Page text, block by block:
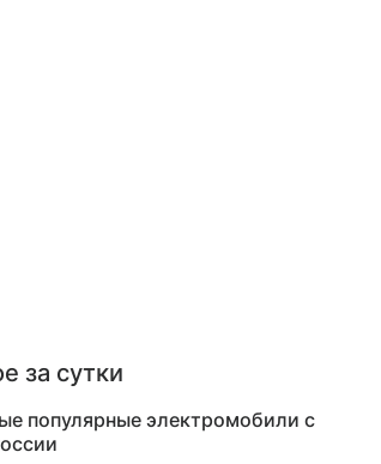
за сутки
популярные электромобили с